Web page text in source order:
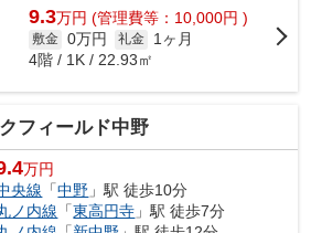
9.3万円 (管理費等：10,000円 )
敷金 0万円 礼金
1ヶ月
4階 / 1K / 22.93㎡
フィールド中野
万円
央線 「中野 」駅 徒歩10分
ノ内線 「東高円寺 」駅 徒歩7分